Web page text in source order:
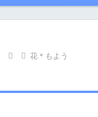
花＊もよう